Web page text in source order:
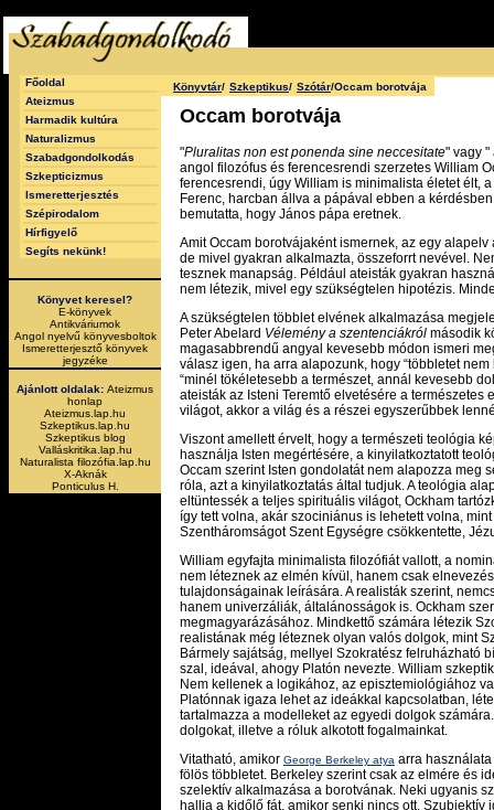
Főoldal
Ateizmus
Harmadik kultúra
Naturalizmus
Szabadgondolkodás
Szkepticizmus
Ismeretterjesztés
Szépirodalom
Hírfigyelő
Segíts nekünk!
Könyvet keresel?
E-könyvek
Antikváriumok
Angol nyelvű könyvesboltok
Ismeretterjesztő könyvek
jegyzéke
Ajánlott oldalak: Ateizmus
honlap
Ateizmus.lap.hu
Szkeptikus.lap.hu
Szkeptikus blog
Valláskritika.lap.hu
Naturalista filozófia.lap.hu
X-Aknák
Ponticulus H.
Könyvtár/ Szkeptikus/ Szótár/Occam borotvája
Occam borotvája
"Pluralitas non est ponenda sine neccesitate" vagy "
angol filozófus és ferencesrendi szerzetes William
ferencesrendi, úgy William is minimalista életet élt,
Ferenc, harcban állva a pápával ebben a
bemutatta, hogy János pápa eretnek.
Amit Occam borotvájaként ismernek, az egy
de mivel gyakran alkalmazta, összeforrt nevével.
tesznek manapság. Például ateisták gyakran
nem létezik, mivel egy szükségtelen hipotézis.
A szükségtelen többlet elvének alkalmazása
Peter Abelard Vélemény a szentenciákról második
magasabbrendű angyal kevesebb módon ismeri
válasz igen, ha arra alapozunk, hogy “többletet
“minél tökéletesebb a természet, annál kevesebb
ateisták az Isteni Teremtő elvetésére a
világot, akkor a világ és a részei egyszerűbbek
Viszont amellett érvelt, hogy a természeti teológia
használja Isten megértésére, a kinyilatkoztatott
Occam szerint Isten gondolatát nem alapozza meg
róla, azt a kinyilatkoztatás által tudjuk. A teológia
eltüntessék a teljes spirituális világot, Ockham
így tett volna, akár szociniánus is lehetett volna,
Szentháromságot Szent Egységre csökkentette,
William egyfajta minimalista filozófiát vallott, a
nem léteznek az elmén kívül, hanem csak
tulajdonságainak leírására. A realisták szerint,
hanem univerzáliák, általánosságok is. Ockham
megmagyarázásához. Mindkettő számára létezik
realistának még léteznek olyan valós dolgok, mint
Bármely sajátság, mellyel Szokratész felruházható
szal, ideával, ahogy Platón nevezte. William
Nem kellenek a logikához, az episztemiológiához
Platónnak igaza lehet az ideákkal kapcsolatban,
tartalmazza a modelleket az egyedi dolgok
dolgokat, illetve a róluk alkotott fogalmainkat.
Vitatható, amikor George Berkeley atya arra
fölös többletet. Berkeley szerint csak az elmére és
szelektív alkalmazása a borotvának. Neki ugyanis
hallja a kidőlő fát, amikor senki nincs ott.